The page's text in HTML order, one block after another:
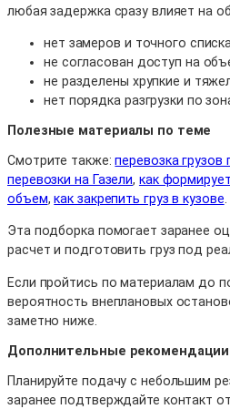
любая задержка сразу влияет на
нет замеров и точного списка
не согласован доступ на
не разделены хрупкие и
нет порядка разгрузки по
Полезные материалы по теме
Смотрите также:перевозка
перевозки на Газели, как
объем,как закрепить груз в кузове
Эта подборка помогает заранее
расчет и подготовить груз под
Если пройтись по материалам до
вероятность внеплановых
заметно ниже.
Дополнительные рекомендации
Планируйте подачу с небольшим
заранее подтверждайте контакт